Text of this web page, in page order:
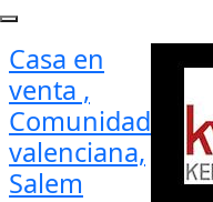
Casa en
venta ,
Comunidad
valenciana,
Salem